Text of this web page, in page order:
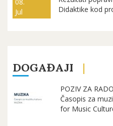
Jul
Didaktike kod
DOGAĐAJI
POZIV ZA
Časopis za
for Music